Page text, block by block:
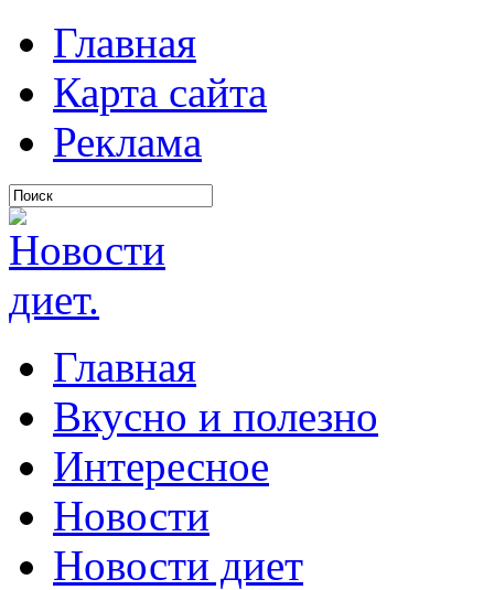
Главная
Карта сайта
Реклама
Главная
Вкусно и полезно
Интересное
Новости
Новости диет